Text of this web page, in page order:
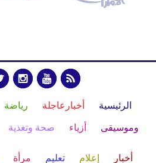
الرئيسية أخبارعاجلة رياضة
وموسيقى أزياء صحة وتغذية
أخبار إعلام تعليم مرأة